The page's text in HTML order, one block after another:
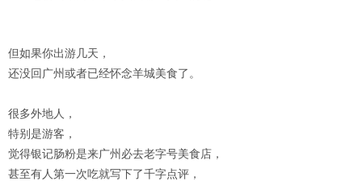
但如果你出游几天，
还没回广州或者已经怀念羊城美食了。
很多外地人，
特别是游客，
觉得银记肠粉是来广州必去老字号美食店，
甚至有人第一次吃就写下了千字点评，